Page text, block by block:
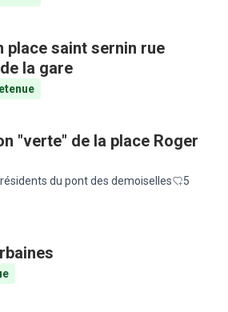
place saint sernin rue
la gare
"verte" de la place Roger
du pont des demoiselles
5